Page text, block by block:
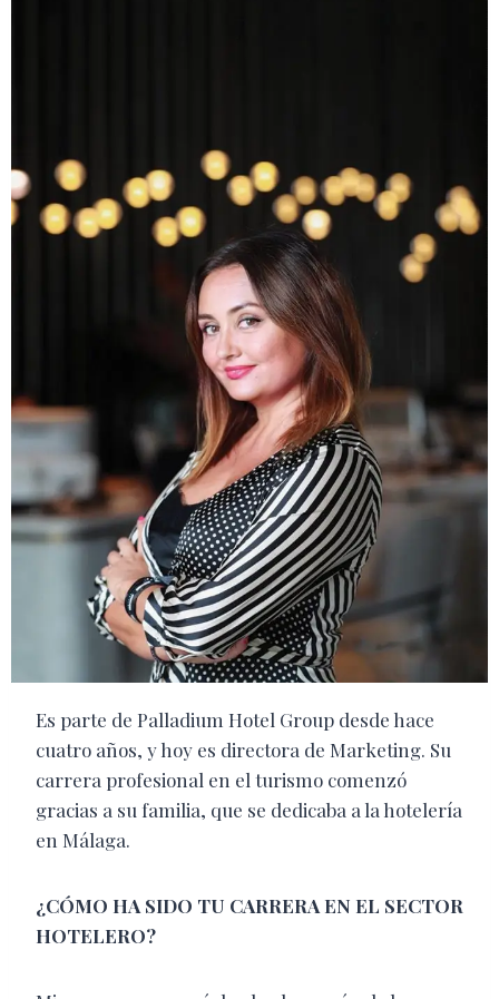
Es parte de Palladium Hotel Group desde hace
cuatro años, y hoy es directora de Marketing. Su
carrera profesional en el turismo comenzó
gracias a su familia, que se dedicaba a la hotelería
en Málaga.
¿CÓMO HA SIDO TU CARRERA EN EL SECTOR
HOTELERO?